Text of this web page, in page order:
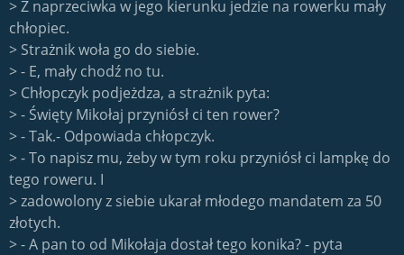
> Z naprzeciwka w jego kierunku jedzie na rowerku mały
chłopiec.
> Strażnik woła go do siebie.
> - E, mały chodź no tu.
> Chłopczyk podjeżdza, a strażnik pyta:
> - Święty Mikołaj przyniósł ci ten rower?
> - Tak.- Odpowiada chłopczyk.
> - To napisz mu, żeby w tym roku przyniósł ci lampkę do
tego roweru. I
> zadowolony z siebie ukarał młodego mandatem za 50
złotych.
> - A pan to od Mikołaja dostał tego konika? - pyta